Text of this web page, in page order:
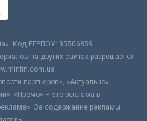
Код ЕГРПОУ: 35506859
на других сайтах разрешается
партнёров», «Актуально»,
«Промо» – это реклама в
За содержание рекламы